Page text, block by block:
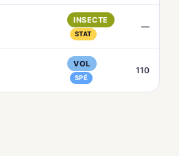
INSECTE
STAT
—
VOL
SPÉ
110